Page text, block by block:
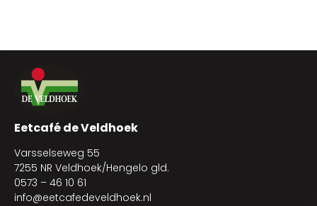
Eetcafé de Veldhoek
Varsselseweg 55
7255 NR Veldhoek/Hengelo gld.
0573 – 46 10 61
info@eetcafedeveldhoek.nl